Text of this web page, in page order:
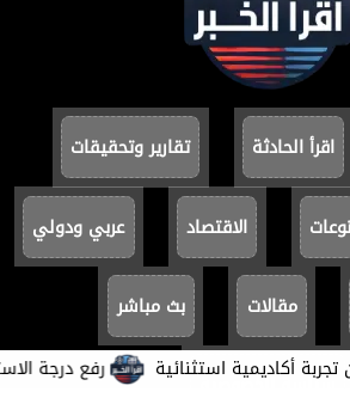
​رفع درجة
اقرأ الحادثة تقارير وتحقيقات
الاقتصاد عربي ودولي
مقالات بث مباشر
سياسة الخصوصية